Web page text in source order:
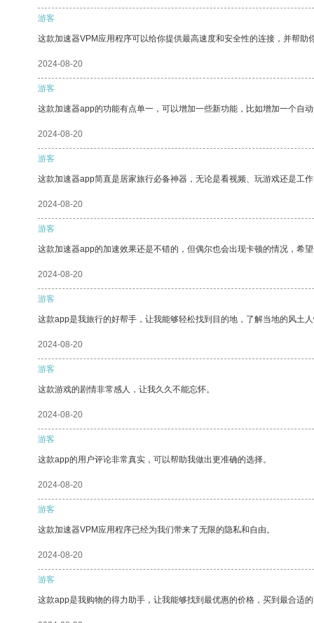
游客
这款加速器VPM应用程序可以给你提供最高速度和安全性的连接，并帮助
2024-08-20
游客
这款加速器app的功能有点单一，可以增加一些新功能，比如增加一个自
2024-08-20
游客
这款加速器app简直是居家旅行必备神器，无论是看视频、玩游戏还是工
2024-08-20
游客
这款加速器app的加速效果还是不错的，但偶尔也会出现卡顿的情况，希
2024-08-20
游客
这款app是我旅行的好帮手，让我能够轻松找到目的地，了解当地的风土
2024-08-20
游客
这款游戏的剧情非常感人，让我久久不能忘怀。
2024-08-20
游客
这款app的用户评论非常真实，可以帮助我做出更准确的选择。
2024-08-20
游客
这款加速器VPM应用程序已经为我们带来了无限的隐私和自由。
2024-08-20
游客
这款app是我购物的得力助手，让我能够找到最优惠的价格，买到最合适